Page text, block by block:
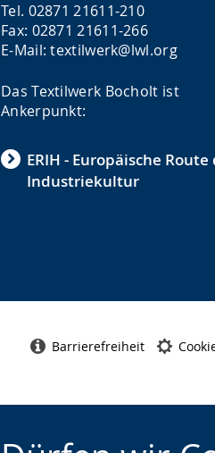
Tel. 02871 21611-210
Fax: 02871 21611-266
E-Mail: textilwerk@lwl.org
Das Textilwerk Bocholt ist
Ankerpunkt:
ERIH - Europäische Route
Industriekultur
Barrierefreiheit